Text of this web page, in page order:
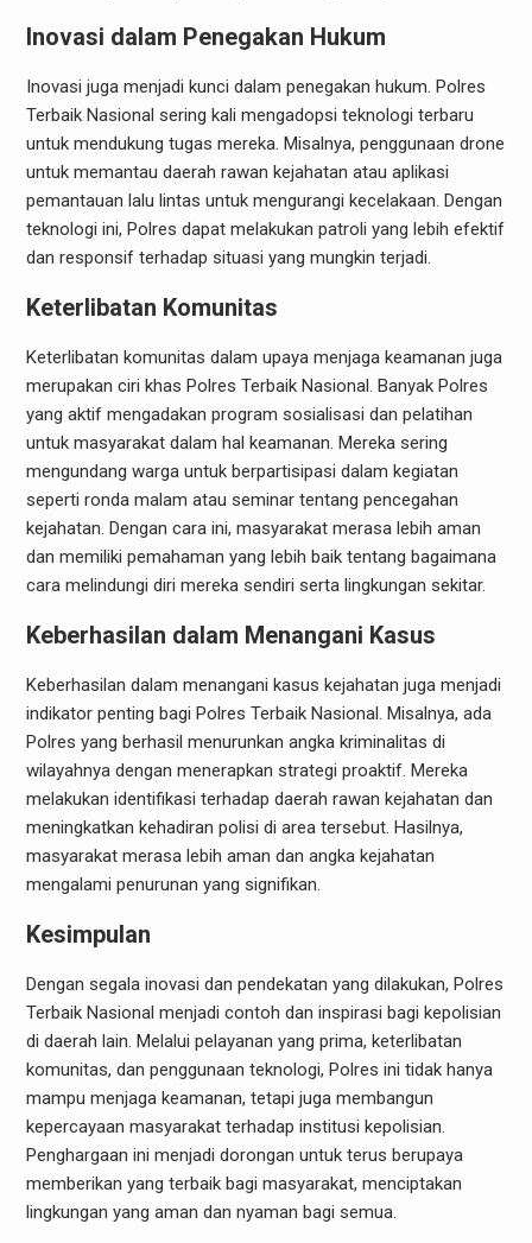
Inovasi dalam Penegakan Hukum
Inovasi juga menjadi kunci dalam penegakan hukum. Polres
Terbaik Nasional sering kali mengadopsi teknologi terbaru
untuk mendukung tugas mereka. Misalnya, penggunaan drone
untuk memantau daerah rawan kejahatan atau aplikasi
pemantauan lalu lintas untuk mengurangi kecelakaan. Dengan
teknologi ini, Polres dapat melakukan patroli yang lebih efektif
dan responsif terhadap situasi yang mungkin terjadi.
Keterlibatan Komunitas
Keterlibatan komunitas dalam upaya menjaga keamanan juga
merupakan ciri khas Polres Terbaik Nasional. Banyak Polres
yang aktif mengadakan program sosialisasi dan pelatihan
untuk masyarakat dalam hal keamanan. Mereka sering
mengundang warga untuk berpartisipasi dalam kegiatan
seperti ronda malam atau seminar tentang pencegahan
kejahatan. Dengan cara ini, masyarakat merasa lebih aman
dan memiliki pemahaman yang lebih baik tentang bagaimana
cara melindungi diri mereka sendiri serta lingkungan sekitar.
Keberhasilan dalam Menangani Kasus
Keberhasilan dalam menangani kasus kejahatan juga menjadi
indikator penting bagi Polres Terbaik Nasional. Misalnya, ada
Polres yang berhasil menurunkan angka kriminalitas di
wilayahnya dengan menerapkan strategi proaktif. Mereka
melakukan identifikasi terhadap daerah rawan kejahatan dan
meningkatkan kehadiran polisi di area tersebut. Hasilnya,
masyarakat merasa lebih aman dan angka kejahatan
mengalami penurunan yang signifikan.
Kesimpulan
Dengan segala inovasi dan pendekatan yang dilakukan, Polres
Terbaik Nasional menjadi contoh dan inspirasi bagi kepolisian
di daerah lain. Melalui pelayanan yang prima, keterlibatan
komunitas, dan penggunaan teknologi, Polres ini tidak hanya
mampu menjaga keamanan, tetapi juga membangun
kepercayaan masyarakat terhadap institusi kepolisian.
Penghargaan ini menjadi dorongan untuk terus berupaya
memberikan yang terbaik bagi masyarakat, menciptakan
lingkungan yang aman dan nyaman bagi semua.